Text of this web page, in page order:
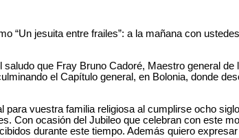
“Un jesuita entre frailes”: a la mañana con
saludo que Fray Bruno Cadoré, Maestro general
el Capítulo general, en Bolonia, donde
para vuestra familia religiosa al cumplirse ocho
Con ocasión del Jubileo que celebran con este
durante este tiempo. Además quiero